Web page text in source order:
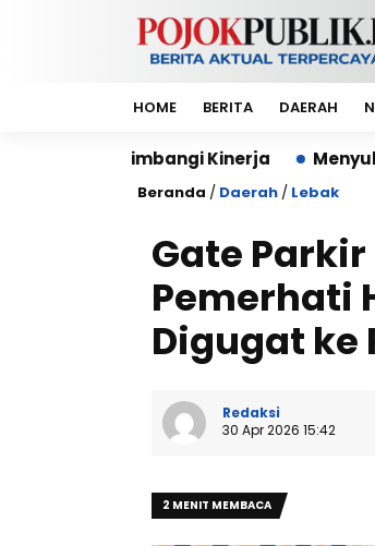
HOME BERITA DAERAH
Menyulam Ukhuwah dalam
Beranda / Daerah / Lebak
Gate
Pemerhati
Digugat ke
Redaksi
30 Apr 2026 15:42
2 MENIT MEMBACA